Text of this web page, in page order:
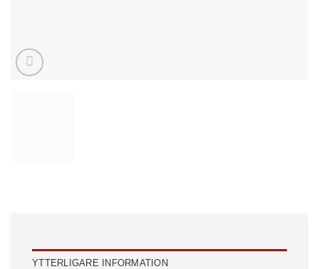
YTTERLIGARE INFORMATION